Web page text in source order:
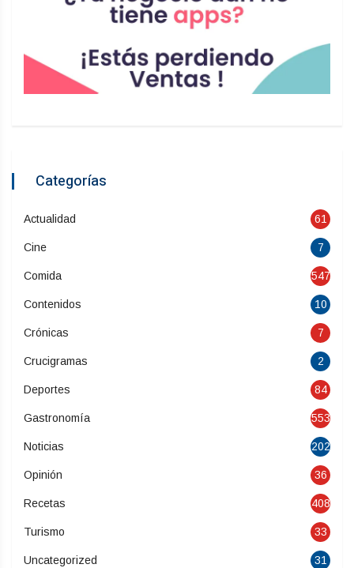
Categorías
Actualidad 61
Cine 7
Comida 547
Contenidos 10
Crónicas 7
Crucigramas 2
Deportes 84
Gastronomía 553
Noticias 202
Opinión 36
Recetas 408
Turismo 33
Uncategorized 31